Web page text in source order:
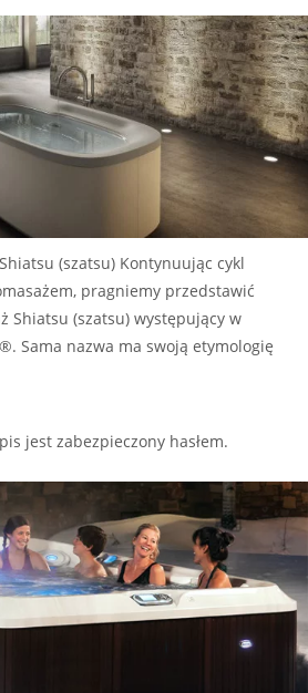
(szatsu) Kontynuując cykl
pragniemy przedstawić
Shiatsu (szatsu) występujący w
Sama nazwa ma swoją etymologię
jest zabezpieczony hasłem.